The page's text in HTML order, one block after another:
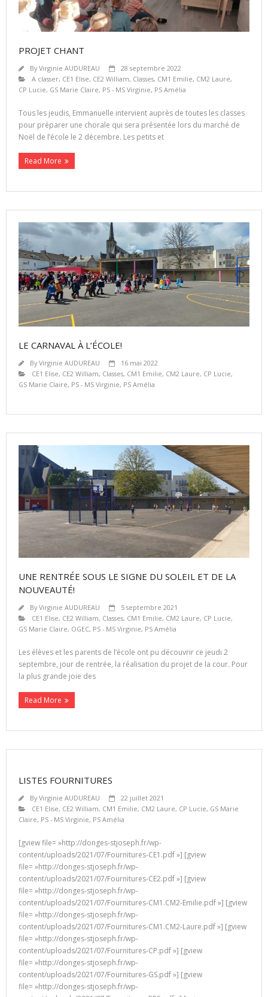
PROJET CHANT
ByVirginie AUDUREAU
28 septembre 2022
A classer, CE1 Elise, CE2 William, Classes, CM1 Emilie, CM2 Laure,
CP Lucie, GS Marie Claire, PS - MS Virginie, PS Amélia
Tous les jeudis, Emmanuelle intervient auprès de toutes les classes
pour préparer une chorale qui sera présentée lors du marché de
Noël de l’école le 2 décembre. Les petits et
Read More
LE CARNAVAL À L’ÉCOLE!
ByVirginie AUDUREAU
16 mai 2022
CE1 Elise, CE2 William, Classes, CM1 Emilie, CM2 Laure, CP Lucie,
GS Marie Claire, PS - MS Virginie, PS Amélia
UNE RENTRÉE SOUS LE SIGNE DU SOLEIL ET DE LA
NOUVEAUTÉ!
ByVirginie AUDUREAU
5 septembre 2021
CE1 Elise, CE2 William, Classes, CM1 Emilie, CM2 Laure, CP Lucie,
GS Marie Claire, OGEC, PS - MS Virginie, PS Amélia
Les élèves et les parents de l’école ont pu découvrir ce jeudi 2
septembre, jour de rentrée, la réalisation du projet de la cour. Pour
la plus grande joie des
Read More
LISTES FOURNITURES
ByVirginie AUDUREAU
22 juillet 2021
CE1 Elise, CE2 William, CM1 Emilie, CM2 Laure, CP Lucie, GS Marie
Claire, PS - MS Virginie, PS Amélia
[gview file= »http://donges-stjoseph.fr/wp-
content/uploads/2021/07/Fournitures-CE1.pdf »] [gview
file= »http://donges-stjoseph.fr/wp-
content/uploads/2021/07/Fournitures-CE2.pdf »] [gview
file= »http://donges-stjoseph.fr/wp-
content/uploads/2021/07/Fournitures-CM1.CM2-Emilie.pdf »] [gview
file= »http://donges-stjoseph.fr/wp-
content/uploads/2021/07/Fournitures-CM1.CM2-Laure.pdf »] [gview
file= »http://donges-stjoseph.fr/wp-
content/uploads/2021/07/Fournitures-CP.pdf »] [gview
file= »http://donges-stjoseph.fr/wp-
content/uploads/2021/07/Fournitures-GS.pdf »] [gview
file= »http://donges-stjoseph.fr/wp-